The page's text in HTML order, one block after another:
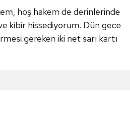
kişilere ait çerezler
vasıtasıyla çeşitli kişisel
gerekli olan çerezler bilgi
amacıyla
sitemizin daha işlevsel
aşağıda yer alan panel
hoş hakem de derinlerinde
kibir hissediyorum. Dün gece
gereken iki net sarı kartı